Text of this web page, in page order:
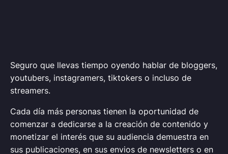
Seguro que llevas tiempo oyendo hablar de bloggers,
youtubers, instagramers, tiktokers o incluso de
streamers.
Cada día más personas tienen la oportunidad de
comenzar a dedicarse a la creación de contenido y
monetizar el interés que su audiencia demuestra en
sus publicaciones, en sus envios de newsletters o en